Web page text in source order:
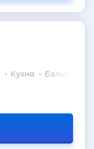
Кухня
Балкон